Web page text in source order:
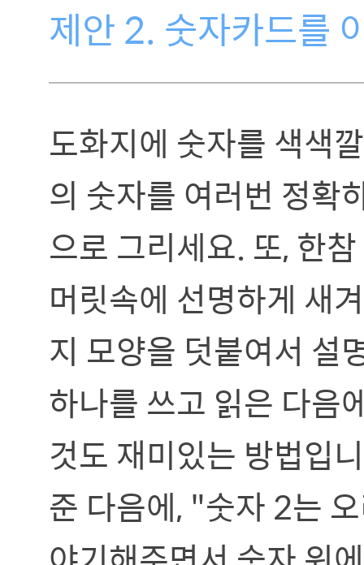
제안 2. 숫자카드를
도화지에 숫자를 색색
의 숫자를 여러번 정확
으로 그리세요. 또, 한
머릿속에 선명하게 새
지 모양을 덧붙여서 설
하나를 쓰고 읽은 다음
것도 재미있는 방법입
준 다음에, "숫자 2는